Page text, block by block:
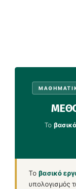
Το
Το βασικό
υπολογισμός